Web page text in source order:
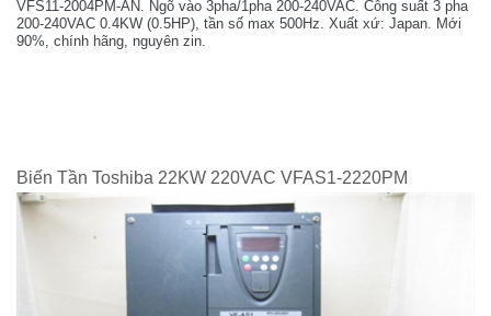
VFS11-2004PM-AN. Ngõ vào 3pha/1pha 200-240VAC. Công suất 3 pha
200-240VAC 0.4KW (0.5HP), tần số max 500Hz. Xuất xứ: Japan. Mới
90%, chính hãng, nguyên zin.
Biến Tần Toshiba 22KW 220VAC VFAS1-2220PM